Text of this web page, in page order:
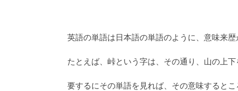
英語の単語は日本語の単語のように、意味来歴
たとえば、峠という字は、その通り、山の上
要するにその単語を見れば、その意味するとこ